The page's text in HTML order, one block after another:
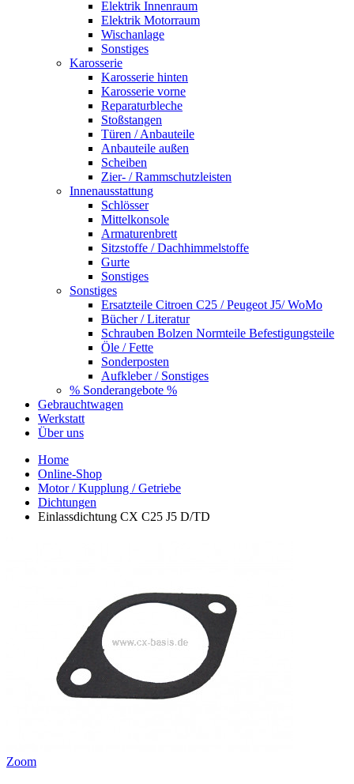
Elektrik Innenraum
Elektrik Motorraum
Wischanlage
Sonstiges
Karosserie
Karosserie hinten
Karosserie vorne
Reparaturbleche
Stoßstangen
Türen / Anbauteile
Anbauteile außen
Scheiben
Zier- / Rammschutzleisten
Innenausstattung
Schlösser
Mittelkonsole
Armaturenbrett
Sitzstoffe / Dachhimmelstoffe
Gurte
Sonstiges
Sonstiges
Ersatzteile Citroen C25 / Peugeot J5/ WoMo
Bücher / Literatur
Schrauben Bolzen Normteile Befestigungsteile
Öle / Fette
Sonderposten
Aufkleber / Sonstiges
% Sonderangebote %
Gebrauchtwagen
Werkstatt
Über uns
Home
Online-Shop
Motor / Kupplung / Getriebe
Dichtungen
Einlassdichtung CX C25 J5 D/TD
Zoom